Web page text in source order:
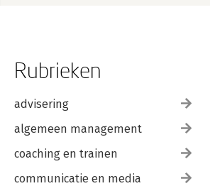
Rubrieken
advisering
algemeen management
coaching en trainen
communicatie en media